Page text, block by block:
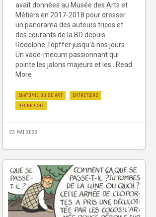
avait données au Musée des Arts et
Métiers en 2017-2018 pour dresser
un panorama des auteurs.trices et
des courants de la BD depuis
Rodolphe Töpffer jusqu’à nos jours.
Un vade-mecum passionnant qui
pointe les jalons majeurs et les...Read
More
ANATOMIE DU 9E ART
ENTRETIENS
RECHERCHE
23 MAI 2022